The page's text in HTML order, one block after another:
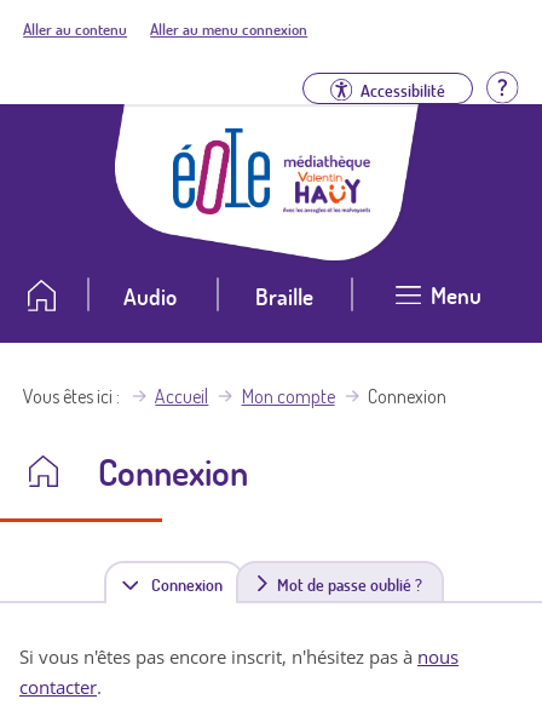
Aller au contenu Aller au menu connexion
Accessibilité
Audio Braille Menu
Vous êtes ici Accueil Mon compte Connexion
Connexion
Connexion(
n
Mot de passe oublié ?
Si vous n'êtes pas encore inscrit, n'hésitez pas à nous
contacter.